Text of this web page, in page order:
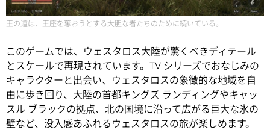
王の道は、王座を奪おうとする大胆な者たちのために続いている。
このゲームでは、ウェスタロス大陸が驚くべきディテール
とスケールで再現されています。TV シリーズでおなじみの
キャラクターと出会い、ウェスタロスの象徴的な地域を自
由に歩き回り、大陸の首都キングズ ランディングやキャッ
スル ブラックの拠点、北の国境に沿って広がる巨大な氷の
壁など、没入感あふれるウェスタロスの旅が楽しめます。